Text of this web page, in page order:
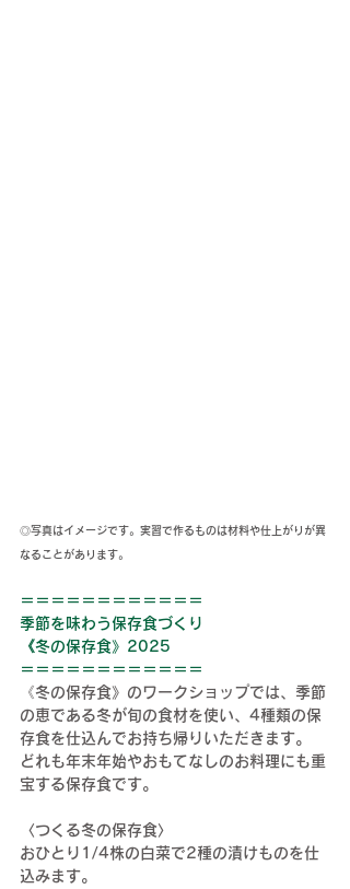
◎写真はイメージです。実習で作るものは材料や仕上がりが異
なることがあります。
＝＝＝＝＝＝＝＝＝＝＝＝
季節を味わう保存食づくり
《冬の保存食》2025
＝＝＝＝＝＝＝＝＝＝＝＝
《冬の保存食》のワークショップでは、季節
の恵である冬が旬の食材を使い、4種類の保
存食を仕込んでお持ち帰りいただきます。
どれも年末年始やおもてなしのお料理にも重
宝する保存食です。
〈つくる冬の保存食〉
おひとり1/4株の白菜で2種の漬けものを仕
込みます。